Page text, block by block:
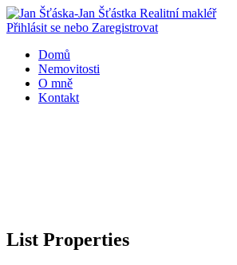
Přihlásit se nebo Zaregistrovat
Domů
Nemovitosti
O mně
Kontakt
List Properties